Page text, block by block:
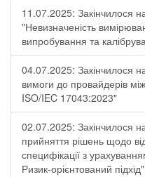
11.07.2025: Закінчилося
"Невизначеність
випробування та
04.07.2025: Закінчилося
вимоги до провайдерів
ISO/IEC 17043:2023"
02.07.2025: Закінчилося
прийняття рішень щодо
специфікації з
Ризик-орієнтований